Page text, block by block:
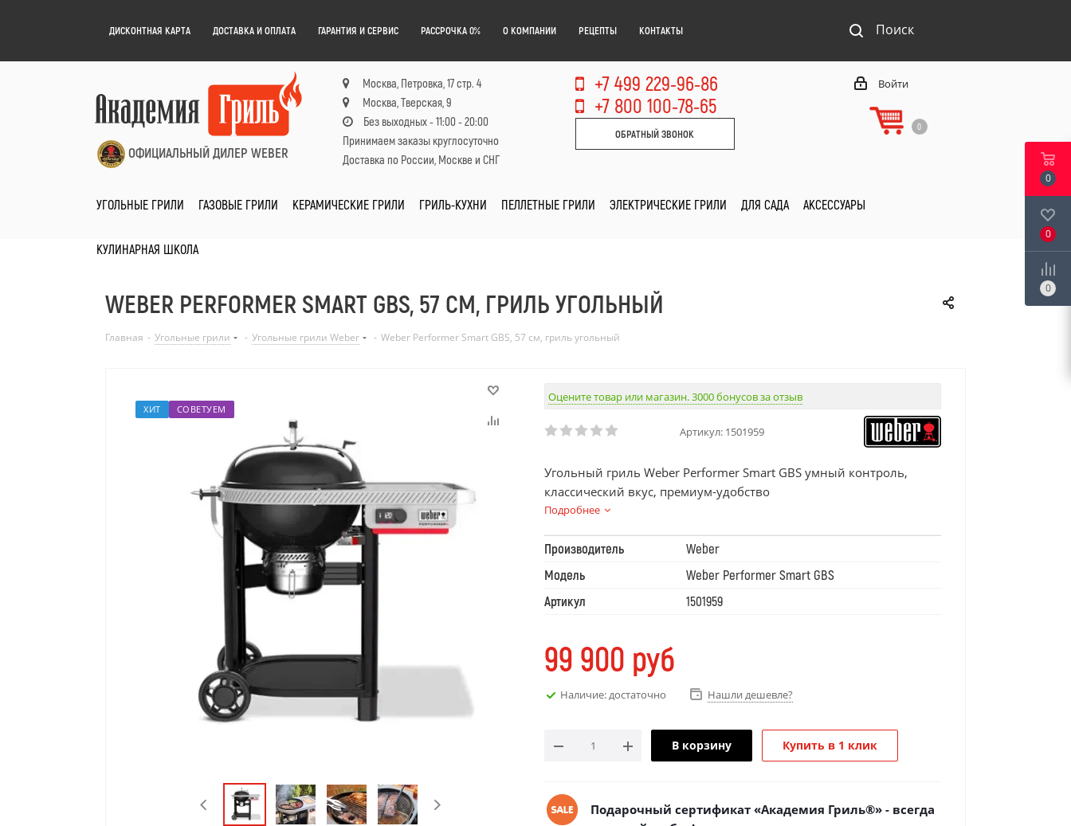
ДИСКОНТНАЯ КАРТА ДОСТАВКА И ОПЛАТА ГАРАНТИЯ И СЕРВИС РАССРОЧКА 0% О КОМПАНИИ РЕЦЕПТЫ КОНТАКТЫ Поиск
ОФИЦИАЛЬНЫЙ ДИЛЕР WEBER
Москва, Петровка, 17 стр. 4
Москва, Тверская, 9
Без выходных - 11:00 - 20:00
Принимаем заказы круглосуточно
Доставка по России, Москве и СНГ
+7 499 229-96-86
+7 800 100-78-65
ОБРАТНЫЙ ЗВОНОК
Войти
0
УГОЛЬНЫЕ ГРИЛИ ГАЗОВЫЕ ГРИЛИ КЕРАМИЧЕСКИЕ ГРИЛИ ГРИЛЬ-КУХНИ ПЕЛЛЕТНЫЕ ГРИЛИ ЭЛЕКТРИЧЕСКИЕ ГРИЛИ ДЛЯ САДА АКСЕССУАРЫ
КУЛИНАРНАЯ ШКОЛА
WEBER PERFORMER SMART GBS, 57 СМ, ГРИЛЬ УГОЛЬНЫЙ
Главная - Угольные грили - Угольные грили Weber - Weber Performer Smart GBS, 57 см, гриль угольный
ХИТ СОВЕТУЕМ
Оцените товар или магазин. 3000 бонусов за отзыв
Артикул: 1501959
Угольный гриль Weber Performer Smart GBS умный контроль,
классический вкус, премиум-удобство
Подробнее
Производитель
Weber
Модель
Weber Performer Smart GBS
Артикул
1501959
99 900 руб
Наличие: достаточно Нашли дешевле?
В корзину Купить в 1 клик
Подарочный сертификат «Академия Гриль®» - всегда
0
0
0